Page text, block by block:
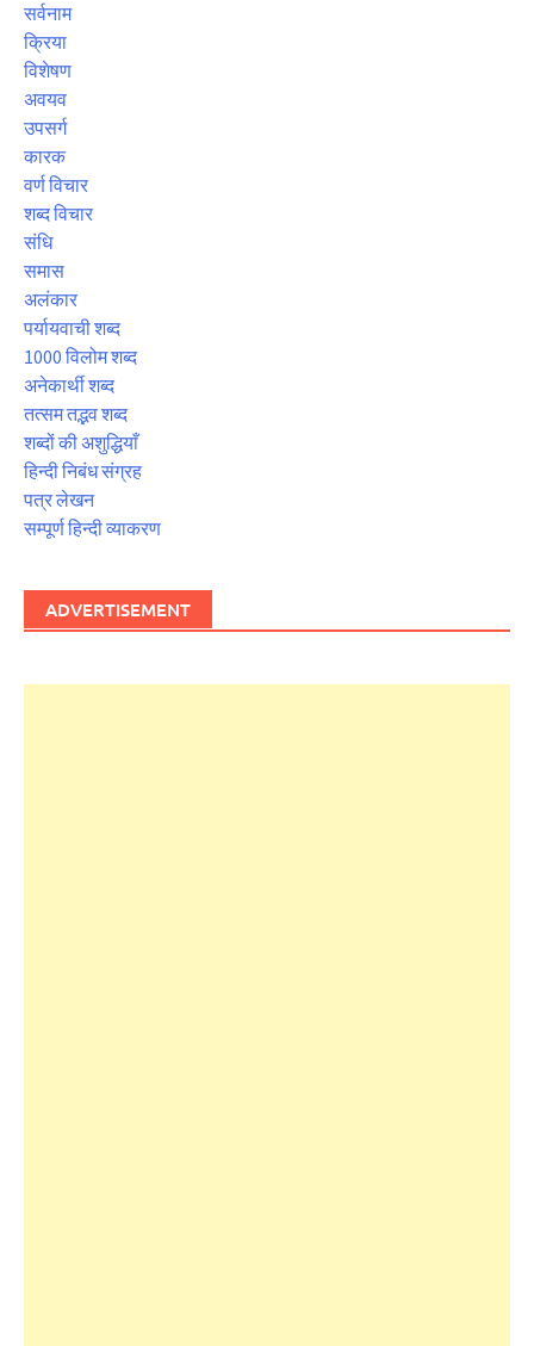
सर्वनाम
क्रिया
विशेषण
अवयव
उपसर्ग
कारक
वर्ण विचार
शब्द विचार
संधि
समास
अलंकार
पर्यायवाची शब्द
1000 विलोम शब्द
अनेकार्थी शब्द
तत्सम तद्भव शब्द
शब्दों की अशुद्धियाँ
हिन्दी निबंध संग्रह
पत्र लेखन
सम्पूर्ण हिन्दी व्याकरण
ADVERTISEMENT